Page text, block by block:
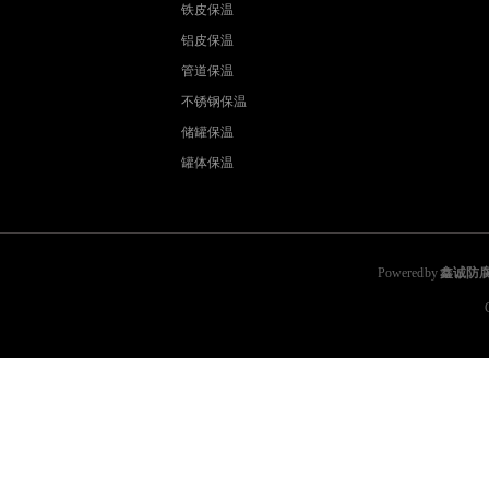
铁皮保温
铝皮保温
管道保温
不锈钢保温
储罐保温
罐体保温
Powered by鑫诚防